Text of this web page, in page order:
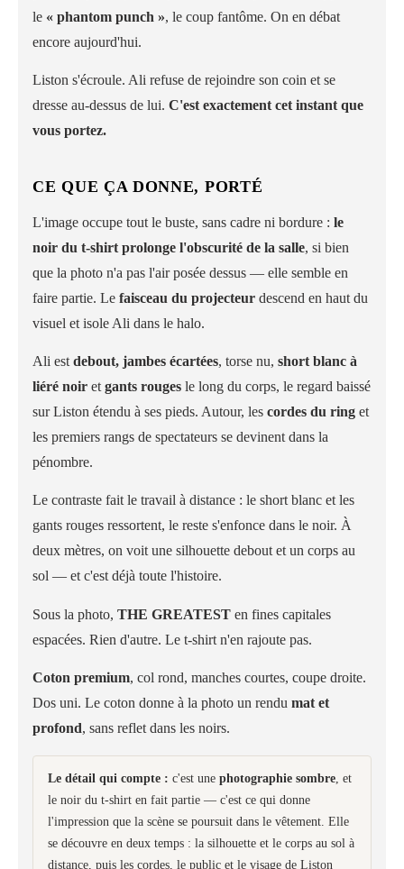
le « phantom punch », le coup fantôme. On en débat
encore aujourd'hui.
Liston s'écroule. Ali refuse de rejoindre son coin et se
dresse au-dessus de lui. C'est exactement cet instant que
vous portez.
CE QUE ÇA DONNE, PORTÉ
L'image occupe tout le buste, sans cadre ni bordure : le
noir du t-shirt prolonge l'obscurité de la salle, si bien
que la photo n'a pas l'air posée dessus — elle semble en
faire partie. Le faisceau du projecteur descend en haut du
visuel et isole Ali dans le halo.
Ali est debout, jambes écartées, torse nu, short blanc à
liéré noir et gants rouges le long du corps, le regard baissé
sur Liston étendu à ses pieds. Autour, les cordes du ring et
les premiers rangs de spectateurs se devinent dans la
pénombre.
Le contraste fait le travail à distance : le short blanc et les
gants rouges ressortent, le reste s'enfonce dans le noir. À
deux mètres, on voit une silhouette debout et un corps au
sol — et c'est déjà toute l'histoire.
Sous la photo, THE GREATEST en fines capitales
espacées. Rien d'autre. Le t-shirt n'en rajoute pas.
Coton premium, col rond, manches courtes, coupe droite.
Dos uni. Le coton donne à la photo un rendu mat et
profond, sans reflet dans les noirs.
Le détail qui compte : c'est une photographie sombre , et
le noir du t-shirt en fait partie — c'est ce qui donne
l'impression que la scène se poursuit dans le vêtement. Elle
se découvre en deux temps : la silhouette et le corps au sol à
distance, puis les cordes, le public et le visage de Liston